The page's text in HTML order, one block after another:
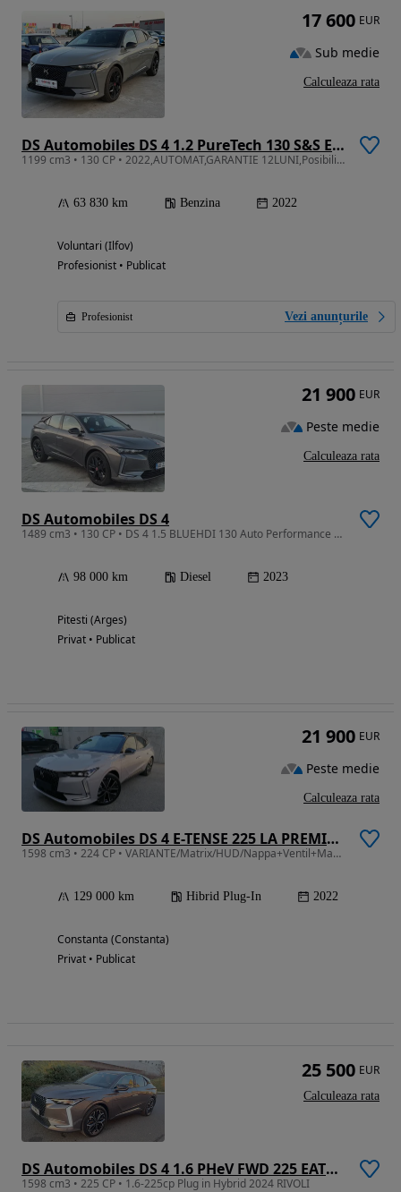
DS Automobiles DS 4 1.2 PureTech 130 S&S EAT8 PERFORMANCE LINE +
1199 cm3 • 130 CP • 2022,AUTOMAT,GARANTIE 12LUNI,Posibilitate RATE,Vopsea originala
63 830 km Benzina 2022
Voluntari (Ilfov)
Profesionist • Publicat
Profesionist Vezi anunțurile
17 600 EUR
Sub medie
Calculeaza rata
DS Automobiles DS 4
1489 cm3 • 130 CP • DS 4 1.5 BLUEHDI 130 Auto Performance Line
98 000 km Diesel 2023
Pitesti (Arges)
Privat • Publicat
21 900 EUR
Peste medie
Calculeaza rata
DS Automobiles DS 4 E-TENSE 225 LA PREMIÈRE
1598 cm3 • 224 CP • VARIANTE/Matrix/HUD/Nappa+Ventil+Masaj/360'/Carlig/etc.
129 000 km Hibrid Plug-In 2022
Constanta (Constanta)
Privat • Publicat
21 900 EUR
Peste medie
Calculeaza rata
DS Automobiles DS 4 1.6 PHeV FWD 225 EAT8 RIVOLI
1598 cm3 • 225 CP • 1.6-225cp Plug in Hybrid 2024 RIVOLI
25 500 EUR
Calculeaza rata